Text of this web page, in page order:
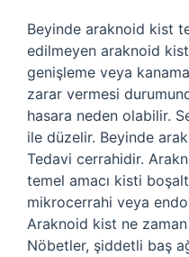
Beyinde araknoid kist
edilmeyen araknoid
genişleme veya
zarar vermesi
hasara neden olabilir.
ile düzelir. Beyinde
Tedavi cerrahidir.
temel amacı kisti
mikrocerrahi veya
Araknoid kist ne
Nöbetler, şiddetli baş